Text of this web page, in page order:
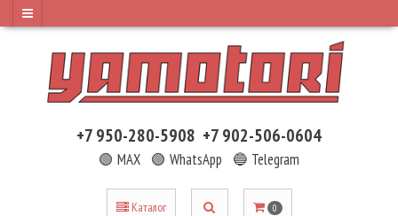
+7 950-280-5908 +7 902-506-0604
🟢 MAX 🟢 WhatsApp 🔵 Telegram
Каталог 0